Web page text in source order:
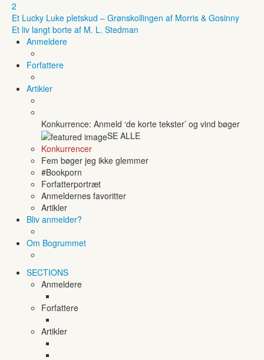
2
Et Lucky Luke pletskud – Grønskollingen af Morris & Gosinny
Et liv langt borte af M. L. Stedman
Anmeldere
Forfattere
Artikler
Konkurrence: Anmeld ‘de korte tekster’ og vind bøger
SE ALLE
Konkurrencer
Fem bøger jeg ikke glemmer
#Bookporn
Forfatterportræt
Anmeldernes favoritter
Artikler
Bliv anmelder?
Om Bogrummet
SECTIONS
Anmeldere
Forfattere
Artikler